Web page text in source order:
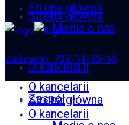
Media o nas
Zespół
Strona główna
O kancelarii
Strona główna
O kancelarii
Zadzwoń: 733-11-33-55
Strona główna
O kancelarii